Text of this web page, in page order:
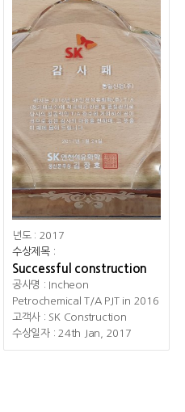
년도: 2017
수상제목:
Successful construction
공사명 : Incheon
Petrochemical T/A PJT in 2016
고객사 : SK Construction
수상일자: 24th Jan, 2017